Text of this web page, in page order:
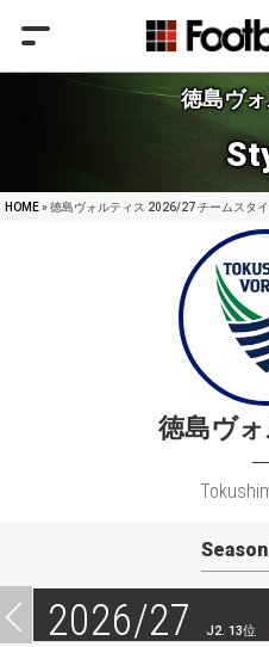
徳島ヴ
HOME» 徳島ヴォルティス 2026/27 チームスタ
徳島ヴ
2026/27 J2. 13位